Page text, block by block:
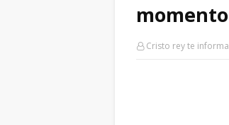
momento
Cristo rey te informa